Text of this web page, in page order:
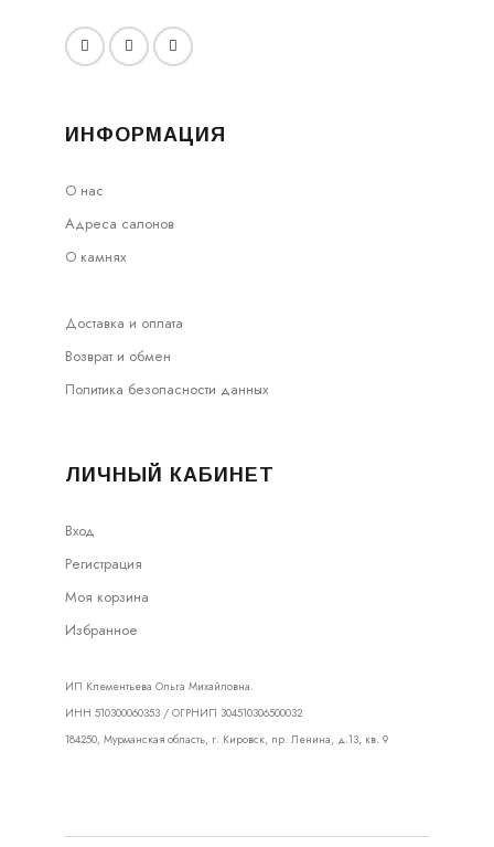
ИНФОРМАЦИЯ
О нас
Адреса салонов
О камнях
Доставка и оплата
Возврат и обмен
Политика безопасности данных
ЛИЧНЫЙ КАБИНЕТ
Вход
Регистрация
Моя корзина
Избранное
ИП Клементьева Ольга Михайловна.
ИНН 510300060353 / ОГРНИП 304510306500032
184250, Мурманская область, г. Кировск, пр. Ленина, д.13, кв. 9